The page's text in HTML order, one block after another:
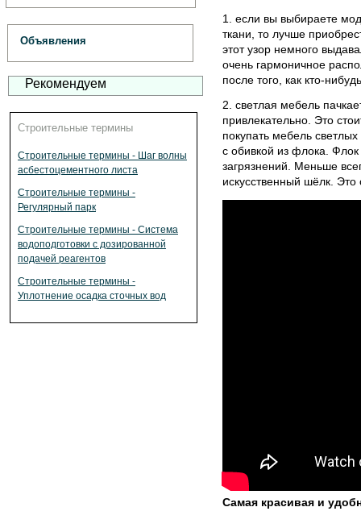
Объявления
Рекомендуем
Строительные термины
Строительные термины - Шаг волны
асбестоцементного листа
Строительные термины -
Регулярный парк
Строительные термины - Система
водоподготовки с дозированной
подачей реагентов
Строительные термины -
Уплотнение осадка сточных вод
1. если вы выбираете
ткани, то лучше
этот узор немного
очень гармоничное
после того, как кто-
2. светлая мебель
привлекательно. Это
покупать мебель
с обивкой из флока. Флок
загрязнений. Меньше
искусственный шёлк. Это
Самая красивая и